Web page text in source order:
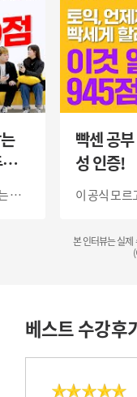
에
빡센 공
성 인증!
이 공식 모르
본 인터뷰는 실제
베스트 수강후